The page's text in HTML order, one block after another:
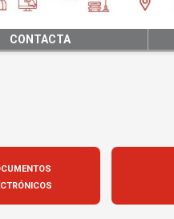
CONTACTA